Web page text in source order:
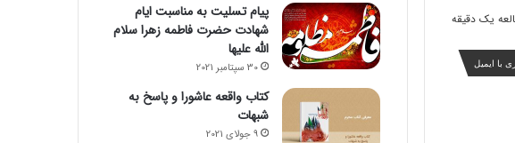
یک دقیقه
با ایمیل
پیام تسلیت به مناسبت ایام
شهادت حضرت فاطمه زهرا سلام
الله علیها
30 سپتامبر 2021
کتاب واقعه عاشورا و پاسخ به
شبهات
9 جولای 2021